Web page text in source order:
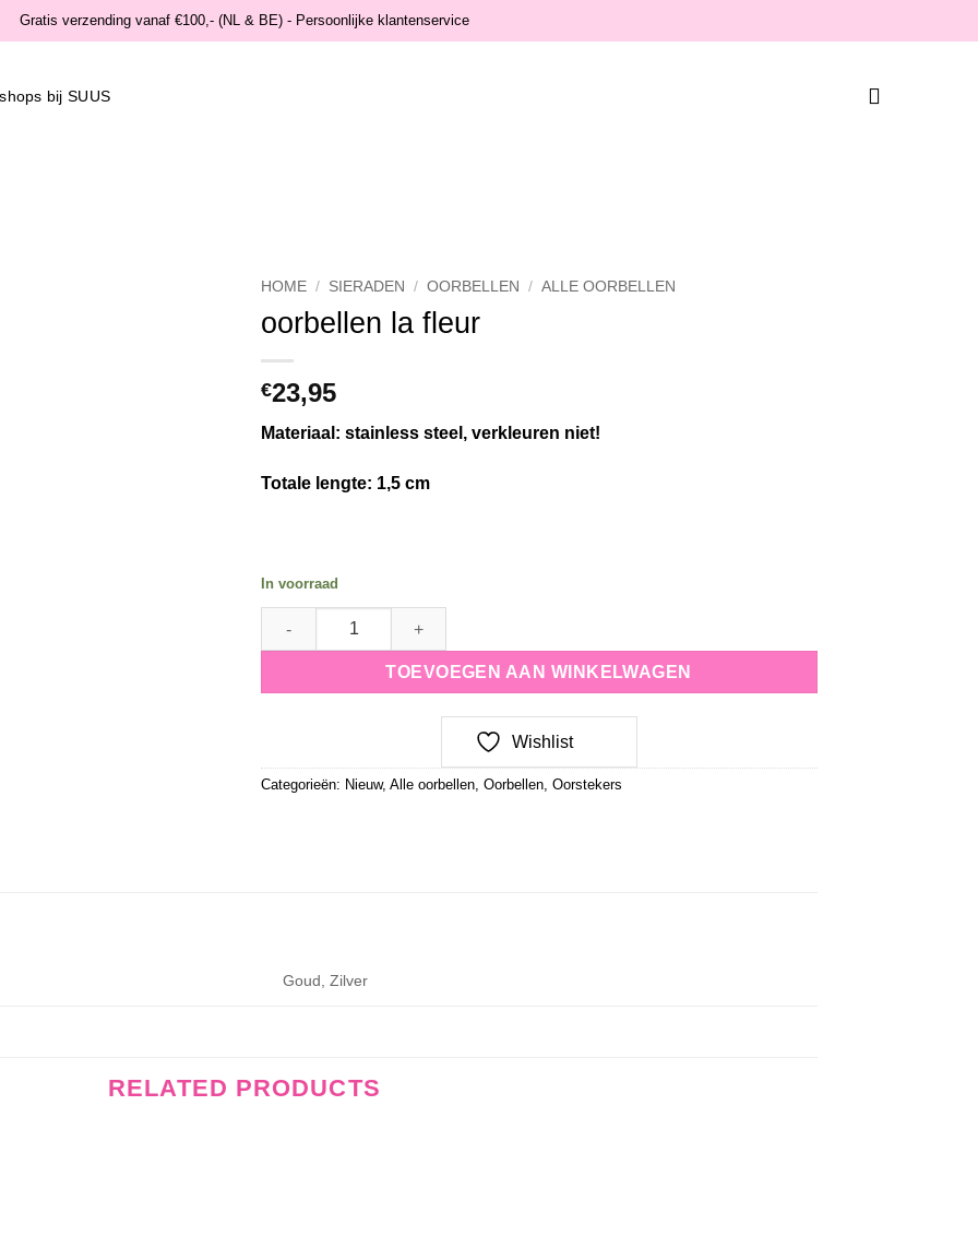
Gratis verzending vanaf €100,- (NL & BE) - Persoonlijke klantenservice
bij SUUS
HOME / SIERADEN / OORBELLEN / ALLE OORBELLEN
oorbellen la fleur
€23,95
Materiaal: stainless steel, verkleuren niet!
Totale lengte: 1,5 cm
In voorraad
TOEVOEGEN AAN WINKELWAGEN
Wishlist
Categorieën: Nieuw, Alle oorbellen Oorbellen Oorstekers
Goud, Zilver
RELATED PRODUCTS